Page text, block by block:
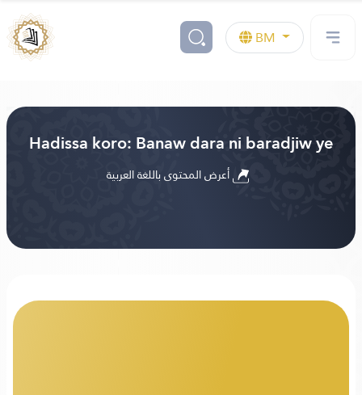
BM
Hadissa koro: Banaw dara ni baradjiw ye